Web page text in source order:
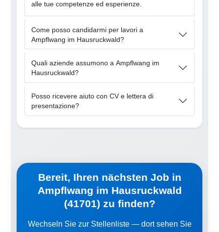
alle tue competenze ed esperienze.
Come posso candidarmi per lavori a
Ampflwang im Hausruckwald?
Quali aziende assumono a Ampflwang im
Hausruckwald?
Posso ricevere aiuto con CV e lettera di
presentazione?
Bereit, Ihren nächsten Job in
Ampflwang im Hausruckwald
(41701) zu finden?
Wechseln Sie zur Stellenliste — dort sehen Sie